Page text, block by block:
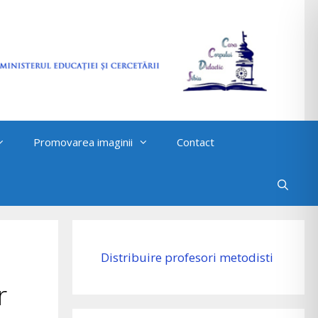
Promovarea imaginii Contact
Distribuire profesori metodisti